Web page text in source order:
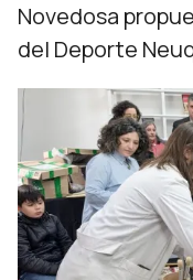
Novedosa
del Deporte